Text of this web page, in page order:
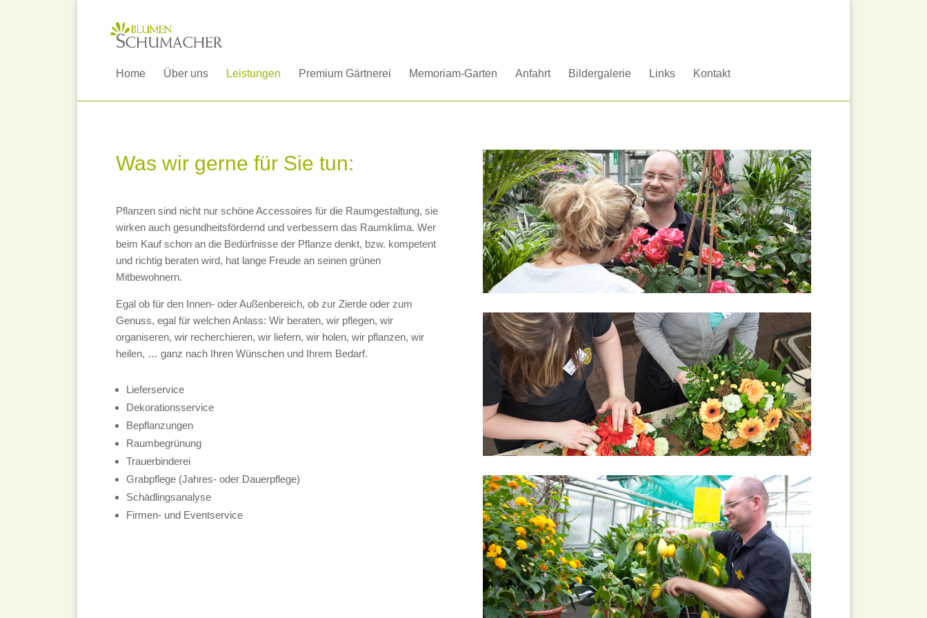
Home Über uns Leistungen Premium Gärtnerei Memoriam-Garten Anfahrt Bildergalerie Links Kontakt
Was wir gerne für Sie tun:
Pflanzen sind nicht nur schöne Accessoires für die Raumgestaltung, sie
wirken auch gesundheitsfördernd und verbessern das Raumklima. Wer
beim Kauf schon an die Bedürfnisse der Pflanze denkt, bzw. kompetent
und richtig beraten wird, hat lange Freude an seinen grünen
Mitbewohnern.
Egal ob für den Innen- oder Außenbereich, ob zur Zierde oder zum
Genuss, egal für welchen Anlass: Wir beraten, wir pflegen, wir
organiseren, wir recherchieren, wir liefern, wir holen, wir pflanzen, wir
heilen, … ganz nach Ihren Wünschen und Ihrem Bedarf.
Lieferservice
Dekorationsservice
Bepflanzungen
Raumbegrünung
Trauerbinderei
Grabpflege (Jahres- oder Dauerpflege)
Schädlingsanalyse
Firmen- und Eventservice